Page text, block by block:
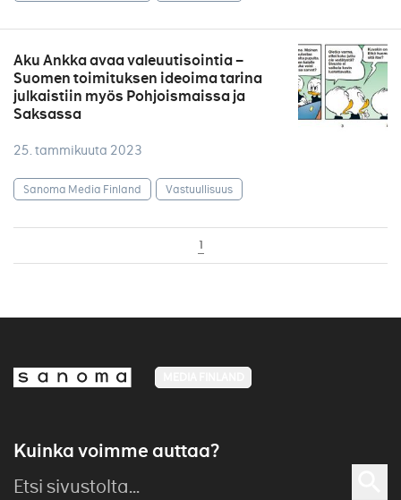
Aku Ankka avaa valeuutisointia –
Suomen toimituksen ideoima tarina
julkaistiin myös Pohjoismaissa ja
Saksassa
25. tammikuuta 2023
Sanoma Media Finland Vastuullisuus
1
Kuinka voimme auttaa?